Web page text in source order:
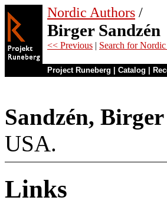
Nordic Authors /
Birger Sandzén
<< Previous | Search for
Project Runeberg Catalog
Sandzén,
USA.
Links